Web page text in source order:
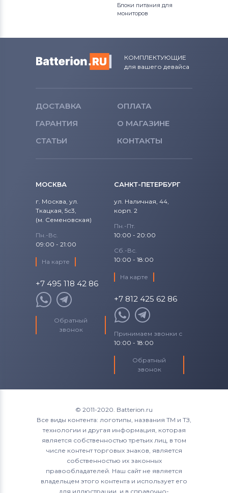
Блоки питания для
мониторов
КОМПЛЕКТУЮЩИЕ
для вашего девайса
ДОСТАВКА
ОПЛАТА
ГАРАНТИЯ
О МАГАЗИНЕ
СТАТЬИ
КОНТАКТЫ
МОСКВА
г. Москва, ул.
Ткацкая, 5с3,
(м. Семеновская)
Пн.-Вс.
09:00 - 21:00
На карте
+7 495 118 42 86
Обратный
звонок
САНКТ-ПЕТЕРБУРГ
ул. Наличная, 44,
корп. 2
Пн.-Пт.
10:00 - 20:00
Сб.-Вс.
10:00 - 18:00
На карте
+7 812 425 62 86
Принимаем звонки с
10:00 - 18:00
Обратный
звонок
© 2011-2020. Batterion.ru
Все виды контента: логотипы, названия ТМ и ТЗ,
технологии и другая информация, которая
является собственностью третьих лиц, в том
числе контент торговых знаков, является
собственностью их законных
правообладателей. Наш сайт не является
владельцем этого контента и использует его
для иллюстрации, и в справочно-